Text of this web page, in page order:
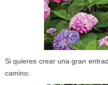
Si quieres crear una gran
camino.